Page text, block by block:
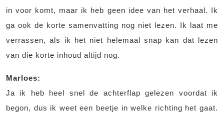
in voor komt, maar ik heb geen idee van het verhaal. Ik
ga ook de korte samenvatting nog niet lezen. Ik laat me
verrassen, als ik het niet helemaal snap kan dat lezen
van die korte inhoud altijd nog.
Marloes:
Ja ik heb heel snel de achterflap gelezen voordat ik
begon, dus ik weet een beetje in welke richting het gaat.